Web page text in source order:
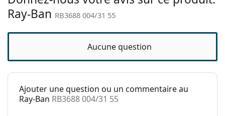
Tissu de
nettoyage:
Oui
Catégorie:
Lunettes de soleil
Marque:
Ray-Ban
Utilisation:
Ray-Ban RB3688 004/31 55
Aucune question
Ajouter une question ou un commentaire au
Ray-Ban RB3688 004/31 55